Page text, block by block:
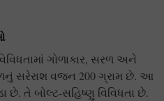
ગોળાકાર, સરળ અને
સરેરાશ વજન 200 ગ્રામ છે. આ
છે. તે બોલ્ટ-સહિષ્ણુ વિવિધતા છે.